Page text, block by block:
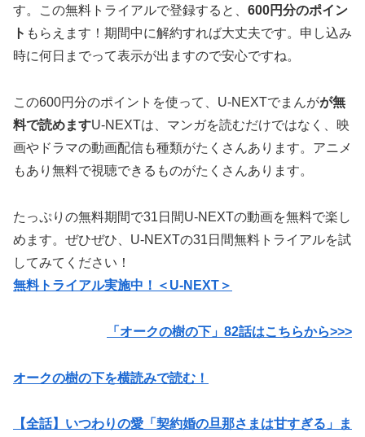
す。この無料トライアルで登録すると、 600円分のポイン
ト もらえます！期間中に解約すれば大丈夫です。申し込み
時に何日までって表示が出ますので安心ですね。
この600円分のポイントを使って、U-NEXTでまんがが無
料で読めますU-NEXTは、マンガを読むだけではなく、映
画やドラマの動画配信も種類がたくさんあります。アニメ
もあり無料で視聴できるものがたくさんあります。
たっぷりの無料期間で31日間U-NEXTの動画を無料で楽し
めます。ぜひぜひ、U-NEXTの31日間無料トライアルを試
してみてください！
無料トライアル実施中！＜U-NEXT＞
「オークの樹の下」82話はこちらから>>>
オークの樹の下を横読みで読む！
【全話】いつわりの愛「契約婚の旦那さまは甘すぎる」ま